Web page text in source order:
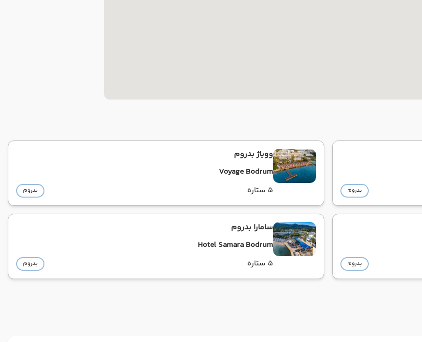
بدروم
وویاژ بدروم
Voyage Bodrum
5 ستاره
بدروم
بدروم
سامارا بدروم
Hotel Samara Bodrum
5 ستاره
بدروم